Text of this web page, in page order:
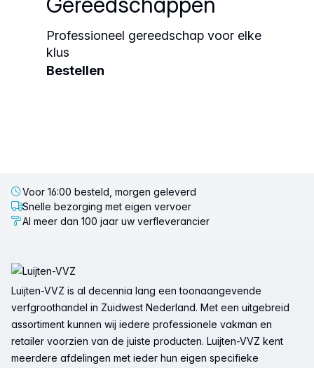
Professioneel gereedschap voor elke
klus
Bestellen
Voor 16:00 besteld, morgen geleverd
Snelle bezorging met eigen vervoer
Al meer dan 100 jaar uw verfleverancier
Luijten-VVZ is al decennia lang een toonaangevende
verfgroothandel in Zuidwest Nederland. Met een uitgebreid
assortiment kunnen wij iedere professionele vakman en
retailer voorzien van de juiste producten. Luijten-VVZ kent
meerdere afdelingen met ieder hun eigen specifieke